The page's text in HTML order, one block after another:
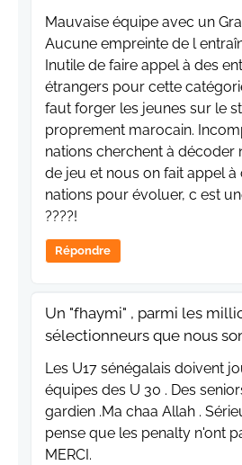
Mauvaise équipe avec un
Aucune empreinte de l
Inutile de faire appel à des
étrangers pour cette
faut forger les jeunes sur le
proprement marocain.
nations cherchent à décoder
de jeu et nous on fait appel à
nations pour évoluer, c est
????!
Répondre
Un "fhaymi" , parmi les
sélectionneurs que nous
Les U17 sénégalais doivent
équipes des U 30 . Des
gardien .Ma chaa Allah .
pense que les penalty n'ont
MERCI.